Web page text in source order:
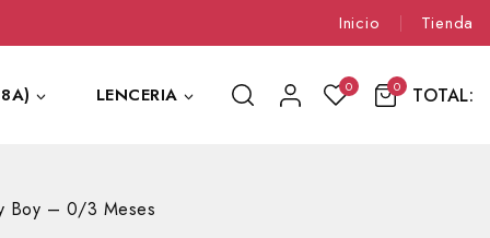
Inicio Tienda
LENCERIA 0 0 TOTAL:
Boy – 0/3 Meses